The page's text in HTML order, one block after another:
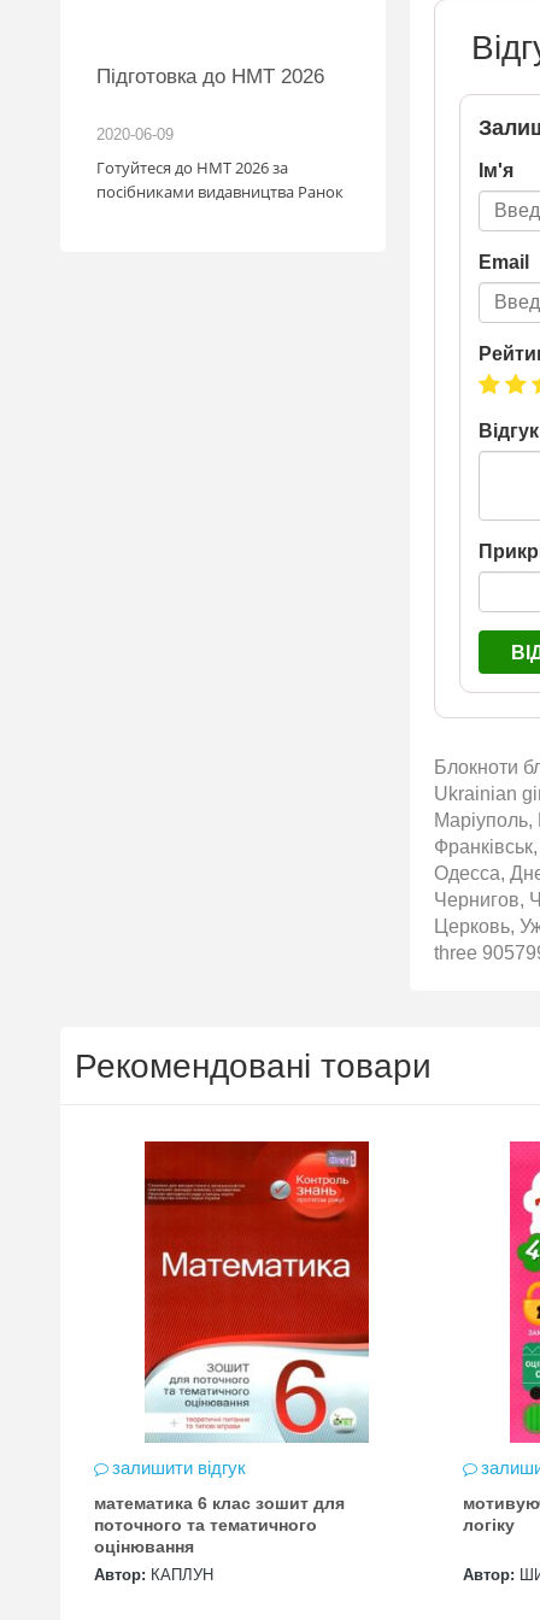
Підготовка до НМТ 2026
2020-06-09
Готуйтеся до НМТ 2026 за
посібниками видавництва Ранок
Ім'я
Email
Відгук
Блокноти
Ukrainian
Маріуполь,
Одесса,
Чернигов,
Церковь,
three
Рекомендовані товари
залишити відгук
математика 6 клас зошит для
поточного та тематичного
оцінювання
Автор: КАПЛУН
логіку
Автор: